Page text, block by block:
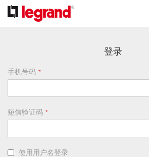
跳
到
登录
手机号码
短信验证码
使用用户名登录